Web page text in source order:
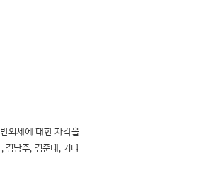
외세에 대한 자각을
김남주, 김준태, 기타